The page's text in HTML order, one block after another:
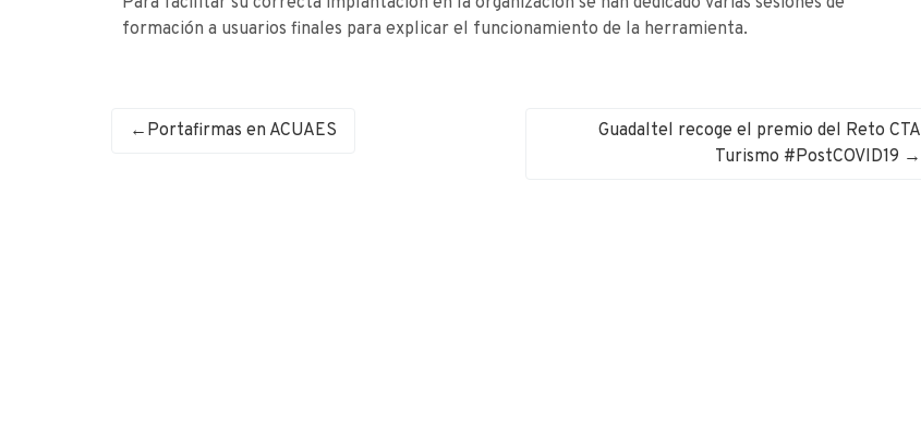
formación a usuarios finales para explicar el funcionamiento de la herramienta.
Portafirmas en ACUAES
Guadaltel recoge el premio del Reto CTA
Turismo #PostCOVID19